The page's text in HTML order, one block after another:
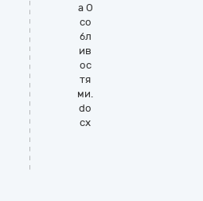
а О
со
бл
ив
ос
тя
ми.
do
cx